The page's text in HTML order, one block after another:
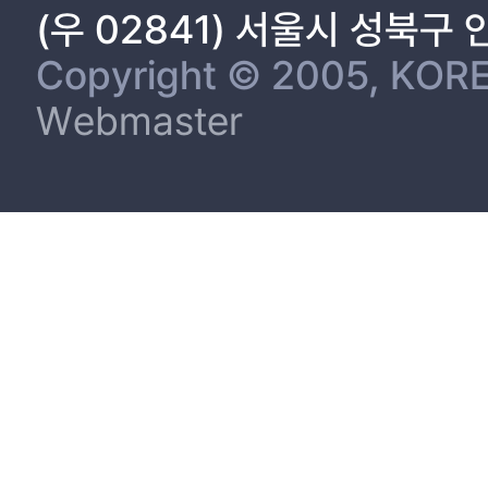
(우 02841) 서울시 성북구
Copyright © 2005,
Webmaster